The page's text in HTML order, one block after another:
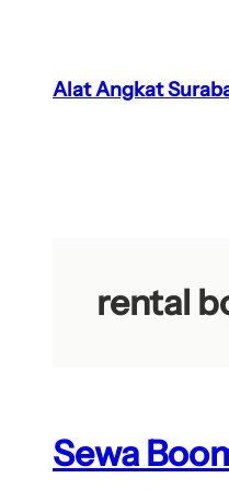
kontenAlat Angkat
rental
Sewa